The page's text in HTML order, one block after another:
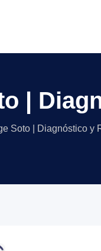
|
Soto | Diagnóstico y